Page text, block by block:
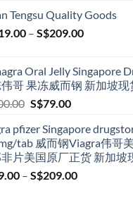
through
S$209.00
Tengsu Quality Goods
– S$209.00Price
through
S$209.00
Oral Jelly Singapore
哥 果冻威而钢 新加坡现
Original
was:
S$100.00.
S$79.00Current
is:
S$79.00.
pfizer Singapore
tab 威而钢Viagra伟哥
片美国原厂正货 新加坡
– S$209.00Price